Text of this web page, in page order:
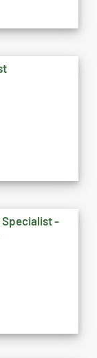
Specialist -